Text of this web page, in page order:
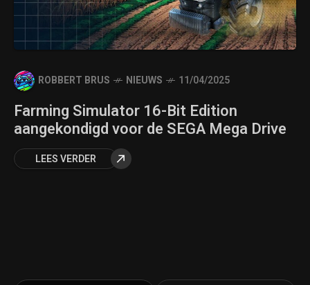
ROBBERT BRUS NIEUWS 11/04/2025
Farming Simulator 16-Bit Edition
aangekondigd voor de SEGA Mega Drive
LEES VERDER